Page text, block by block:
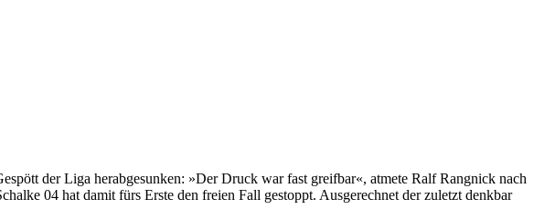
der Liga herabgesunken: »Der Druck war fast greifbar«, atmete Ralf Rangnick nach
04 hat damit fürs Erste den freien Fall gestoppt. Ausgerechnet der zuletzt denkbar